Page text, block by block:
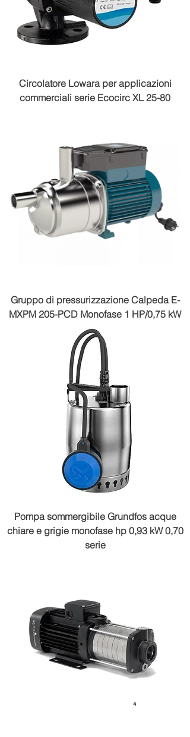
Circolatore Lowara per applicazioni
commerciali serie Ecocirc XL 25-80
Gruppo di pressurizzazione Calpeda E-
MXPM 205-PCD Monofase 1 HP/0,75 kW
Pompa sommergibile Grundfos acque
chiare e grigie monofase hp 0,93 kW 0,70
serie